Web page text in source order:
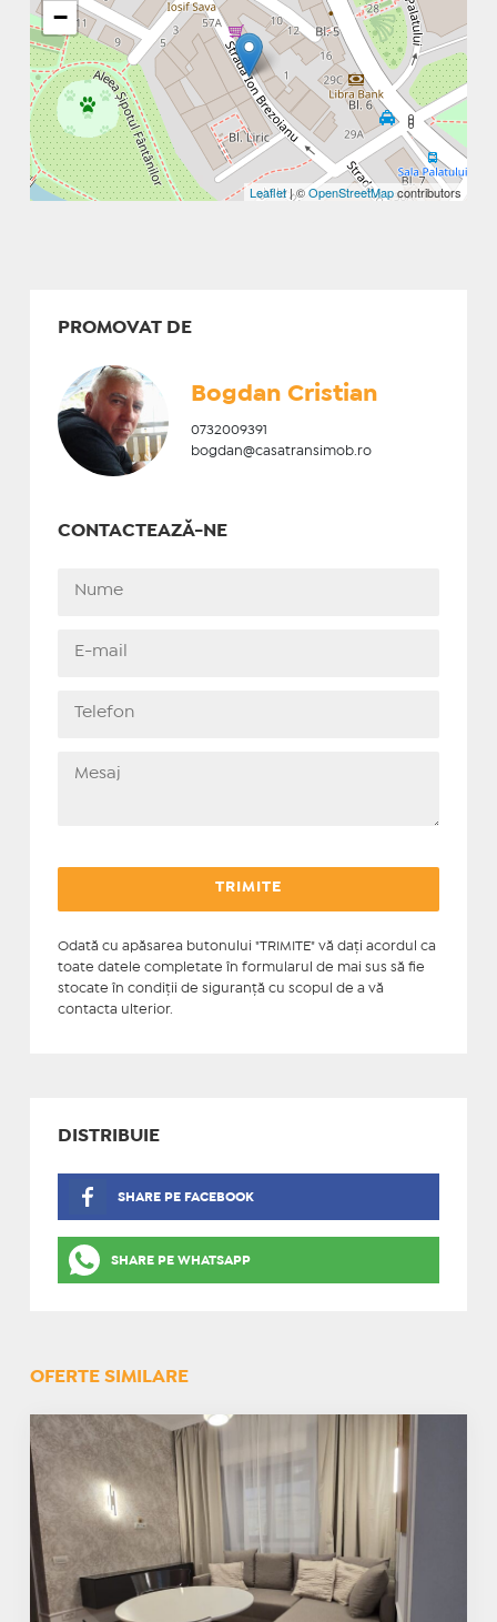
−
Leaflet| ©OpenStreetMapcontributors
PROMOVAT DE
Bogdan Cristian
0732009391
bogdan@casatransimob.ro
CONTACTEAZĂ-NE
Odată cu apăsarea butonului "TRIMITE" vă daţi acordul ca
toate datele completate în formularul de mai sus să fie
stocate în condiţii de siguranţă cu scopul de a vă
contacta ulterior.
DISTRIBUIE
SHARE PE FACEBOOK
SHARE PE WHATSAPP
OFERTE SIMILARE